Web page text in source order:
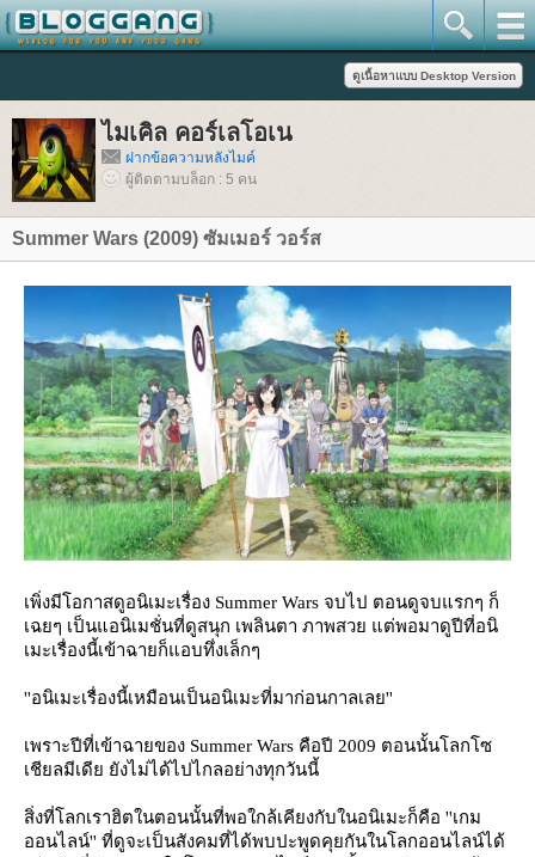
ไมเคิล คอร์เลโอเน
ฝากข้อความหลังไมค์
ผู้ติดตามบล็อก : 5 คน
Summer Wars (2009) ซัมเมอร์ วอร์ส
เพิ่งมีโอกาสดูอนิเมะเรื่อง Summer Wars จบไป ตอนดูจบแรกๆ ก็
เฉยๆ เป็นแอนิเมชั่นที่ดูสนุก เพลินตา ภาพสวย แต่พอมาดูปีที่อนิ
เมะเรื่องนี้เข้าฉายก็แอบทึ่งเล็กๆ
''อนิเมะเรื่องนี้เหมือนเป็นอนิเมะที่มาก่อนกาลเลย''
เพราะปีที่เข้าฉายของ Summer Wars คือปี 2009 ตอนนั้นโลกโซ
เชียลมีเดีย ยังไม่ได้ไปไกลอย่างทุกวันนี้
สิ่งที่โลกเราฮิตในตอนนั้นที่พอใกล้เคียงกับในอนิเมะก็คือ ''เกม
ออนไลน์'' ที่ดูจะเป็นสังคมที่ได้พบปะพูดคุยกันในโลกออนไลน์ได้